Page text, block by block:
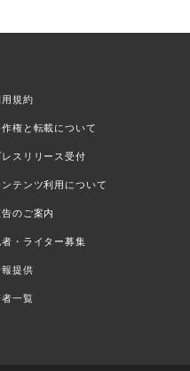
規約
権と転載について
レスリリース受付
ンテンツ利用について
告のご案内
・ライター募集
提供
一覧